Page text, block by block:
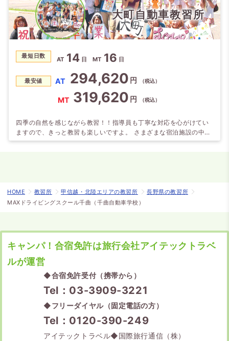
習所として全国・管区、表彰されました…
大町自動車教習所
最短日数 AT 14 日 MT 16 日
最安値 AT 294,620 円 （税込）
MT 319,620 円 （税込）
四季の自然を感じながら教習！！指導員も丁寧な対応を心がけてい
ますので、きっと教習も楽しいですよ。 さまざまな宿泊施設の中か
ら選べるので、お好きな宿泊施設をチョイスして下さい。 各ペンシ
HOME 教習所 甲信越・北陸エリアの教習所
長野県の教習所
MAXドライビングスクール千曲（千曲自動車学校）
キャンパ！合宿免許は旅行会社アイテックトラベ
ルが運営
◆合宿免許受付（携帯から）
Tel：03-3909-3221
◆フリーダイヤル（固定電話の方）
Tel：0120-390-249
アイテックトラベル◆国際旅行通信（株）